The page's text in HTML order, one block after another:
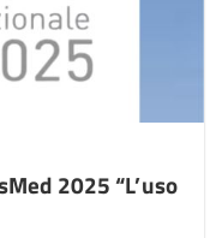
2025 “L’uso